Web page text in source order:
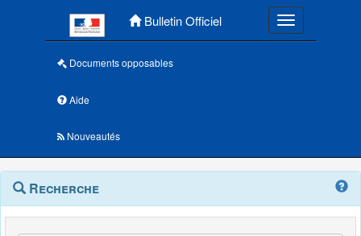
Bulletin Officiel Toggle
Documents opposables
Aide
Nouveautés
Navigation
outils
Menu
contextuel
Recherche